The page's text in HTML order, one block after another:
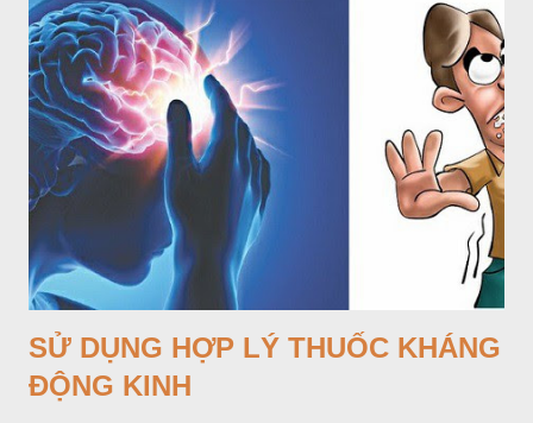
Việt Nam. Tuy nhiên đây lại là một nhóm thuốc bị lạm dụng
nhiều nhất. Hậu quả làm gia tăng tỷ lệ kháng kháng sinh và
mất đi những thuốc có chỉ số Hiệu quả/An toàn cao trong điều
trị nhiễm khuẩn trong khi số kháng sinh mới được đưa thêm
vào thị trường rất ít. Cách tốt nhất để giảm tỷ lệ kháng kháng
sinh là tuân thủ các nguyên tắc sử dụng kháng sinh hợp lý.
SỬ DỤNG HỢP LÝ THUỐC KHÁNG
ĐỘNG KINH